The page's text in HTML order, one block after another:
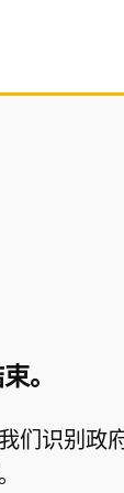
。
们识别政